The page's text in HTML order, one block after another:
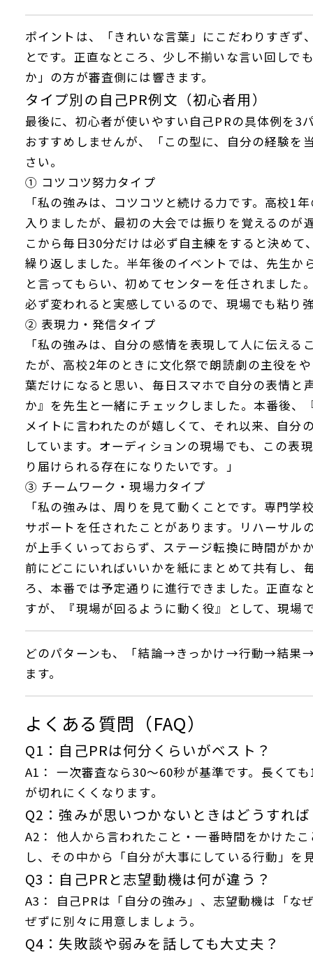
ポイントは、「きれいな言葉」にこだわりすぎず
とです。正直なところ、少し不揃いな言い回しで
か」の方が審査側には響きます。
タイプ別の自己PR例文（初心者用）
最後に、初心者が使いやすい自己PRの具体例を3
おすすめしませんが、「この型に、自分の経験を
さい。
① コツコツ努力タイプ
「私の強みは、コツコツと続ける力です。高校1
入りましたが、最初の大会では振りを覚えるのが
こから毎日30分だけは必ず自主練をすると決め
繰り返しました。半年後のイベントでは、先生か
と言ってもらい、初めてセンターを任されました
必ず変われると実感しているので、現場でも粘り
② 表現力・発信タイプ
「私の強みは、自分の感情を表現して人に伝え
たが、高校2年のときに文化祭で朗読劇の主役を
葉だけになると思い、毎日スマホで自分の表情と
か』を先生と一緒にチェックしました。本番後、
メイトに言われたのが嬉しくて、それ以来、自分
しています。オーディションの現場でも、この表
り届けられる存在になりたいです。」
③ チームワーク・現場力タイプ
「私の強みは、周りを見て動くことです。専門
サポートを任されたことがあります。リハーサル
が上手くいっておらず、ステージ転換に時間がか
前にどこにいればいいかを紙にまとめて共有し、
ろ、本番では予定通りに進行できました。正直
すが、『現場が回るように動く役』として、現場
どのパターンも、「結論→きっかけ→行動→結果
ます。
よくある質問（FAQ）
Q1：自己PRは何分くらいがベスト？
A1： 一次審査なら30～60秒が基準です。長くて
が切れにくくなります。
Q2：強みが思いつかないときはどうすれ
A2： 他人から言われたこと・一番時間をかけた
し、その中から「自分が大事にしている行動」を
Q3：自己PRと志望動機は何が違う？
A3：
自己PRは「自分の強み」、志望動機は「な
ぜずに別々に用意しましょう。
Q4：失敗談や弱みを話しても大丈夫？